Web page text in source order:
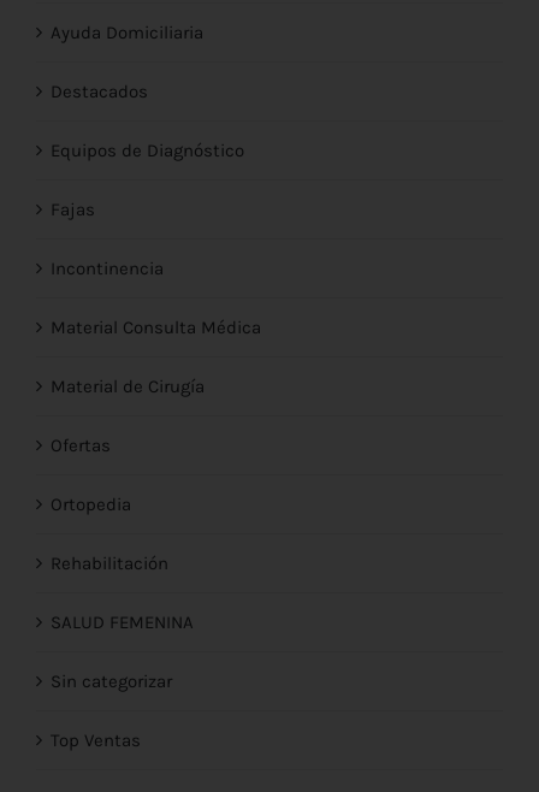
Ayuda Domiciliaria
Destacados
Equipos de Diagnóstico
Fajas
Incontinencia
Material Consulta Médica
Material de Cirugía
Ofertas
Ortopedia
Rehabilitación
SALUD FEMENINA
Sin categorizar
Top Ventas